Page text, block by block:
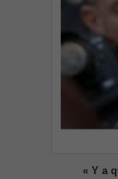
« Y a